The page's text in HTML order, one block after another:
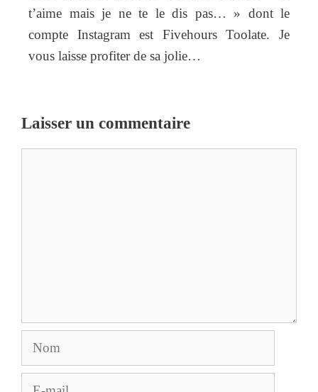
t’aime mais je ne te le dis pas… » dont le
compte Instagram est Fivehours Toolate. Je
vous laisse profiter de sa jolie…
Laisser un commentaire
Nom
E-